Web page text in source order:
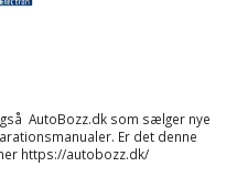
AutoBozz.dk som sælger nye
. Er det denne
https://autobozz.dk/